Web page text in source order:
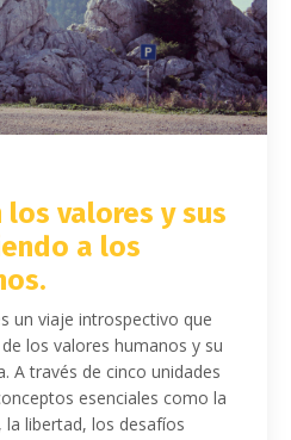
valores y sus
a los
un viaje introspectivo que
los valores humanos y su
A través de cinco unidades
esenciales como la
libertad, los desafíos